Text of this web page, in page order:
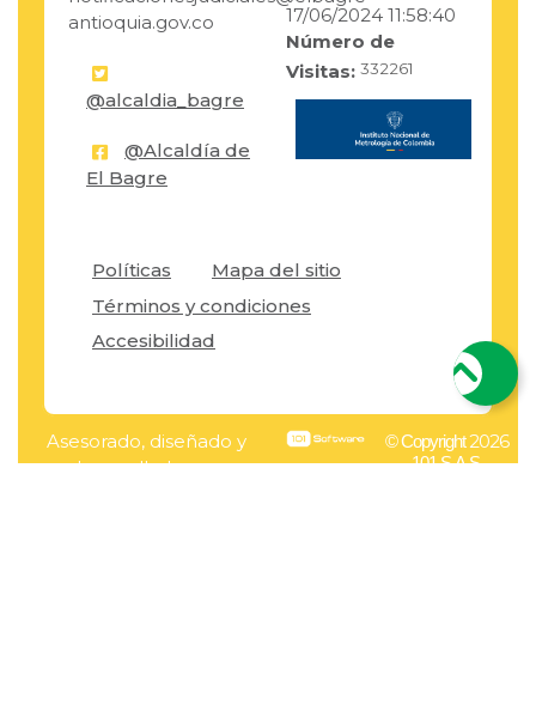
antioquia.gov.co
@alcaldia_bagre
@Alcaldía de
El Bagre
17/06/2024 11:58:40
Número de
Visitas: 332261
Políticas
Mapa del sitio
Términos y condiciones
Accesibilidad
Asesorado, diseñado y
desarrollado por:
© Copyright2026
101 S.A.S.